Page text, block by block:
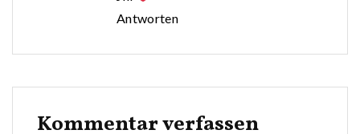
Antworten
Kommentar verfassen